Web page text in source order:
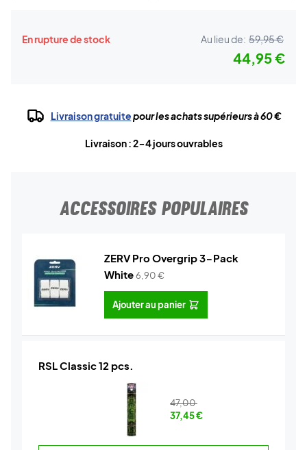
En rupture de stock Au lieu de: 59,95 €
44,95 €
Livraison gratuitepour les achats supérieurs à 60 €
Livraison : 2-4 jours ouvrables
ACCESSOIRES POPULAIRES
ZERV Pro Overgrip 3-Pack
White6,90€
Ajouter au panier
RSL Classic 12 pcs.
47,00
37,45€